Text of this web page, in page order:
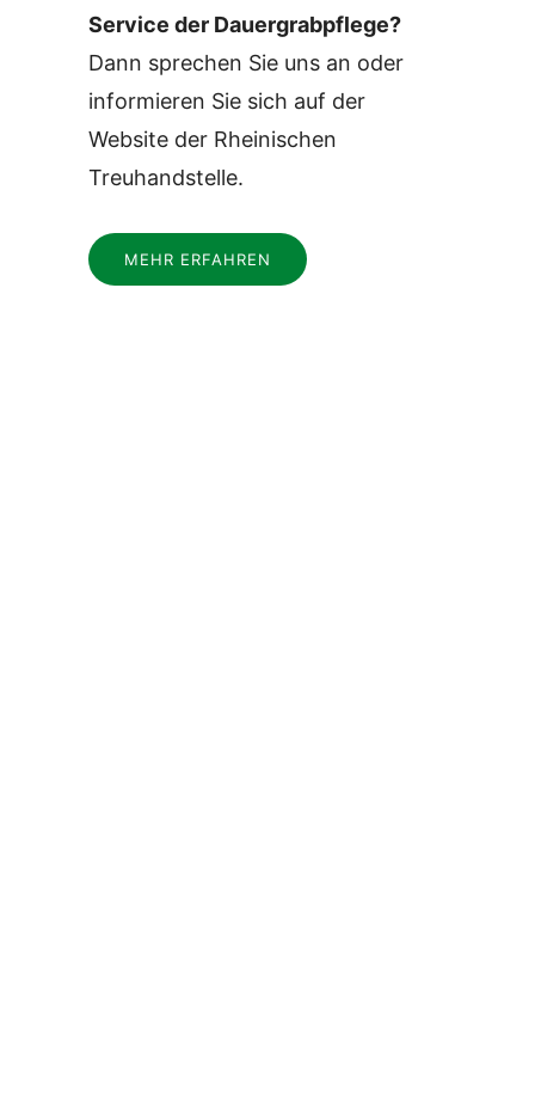
Service der Dauergrabpflege?
Dann sprechen Sie uns an oder
informieren Sie sich auf der
Website der Rheinischen
Treuhandstelle.
MEHR ERFAHREN